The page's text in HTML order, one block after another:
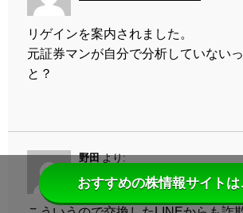
リゲインを案内されました。
元証券マンが自分で分析していない
と？
野田 より:
2023年12月18日 11:37 AM
おすすめの株情報サイトは